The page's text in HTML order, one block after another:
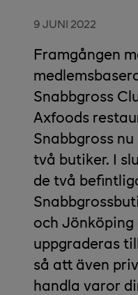
9 JUNI 2022
Framgången
Snabbgross
Axfoods
Snabbgross
två butiker. I
de två
och
uppgraderas
så att även
handla varor